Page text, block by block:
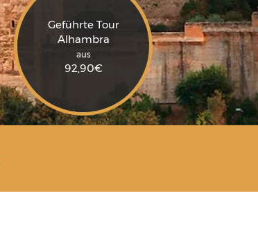
Geführte Tour
Alhambra
aus
92,90€